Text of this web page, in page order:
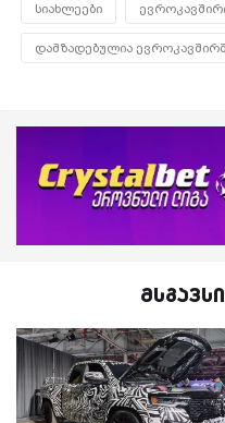
სიახლეები
დამზადებულია